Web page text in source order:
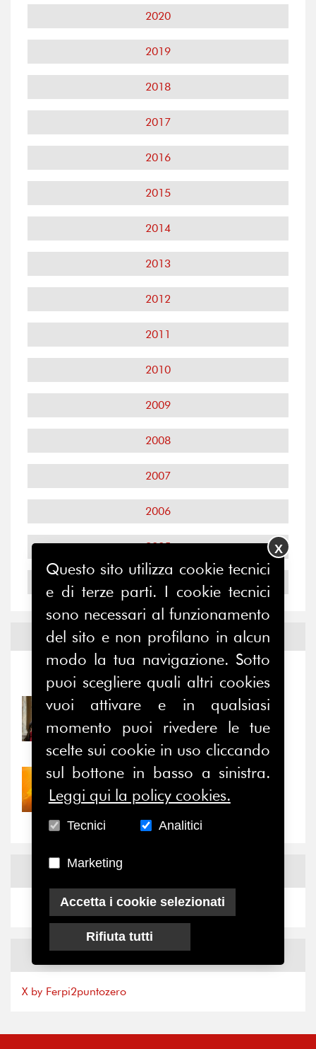
2020
2019
2018
2017
2016
2015
2014
2013
2012
2011
2010
2009
2008
2007
2006
2005
Notizie edEventi
Eventi
31/07/2026
Prima della pausa estiva,
il valore di...
30/07/2026
Nove anni dopo la
News
NewsX
X by Ferpi2puntozero
Questo sito utilizza cookie tecnici
e di terze parti. I cookie tecnici
sono necessari al funzionamento
del sito e non profilano in alcun
modo la tua navigazione. Sotto
puoi scegliere quali altri cookies
vuoi attivare e in qualsiasi
momento puoi rivedere le tue
scelte sui cookie in uso cliccando
sul bottone in basso a sinistra.
Leggi qui la policy cookies.
Tecnici Analitici
Marketing
Accetta i cookie selezionati
Rifiuta tutti
X